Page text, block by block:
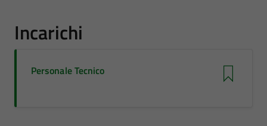
Incarichi
Personale Tecnico